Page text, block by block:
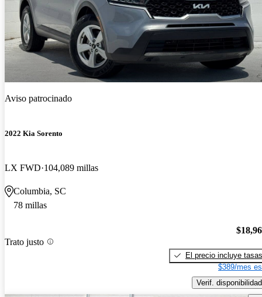
Aviso patrocinado
2022 Kia Sorento
LX FWD 104,089 millas
Columbia, SC
78 millas
Trato justo
El precio incluye tasas
$389/mes
Verif. disponibilidad